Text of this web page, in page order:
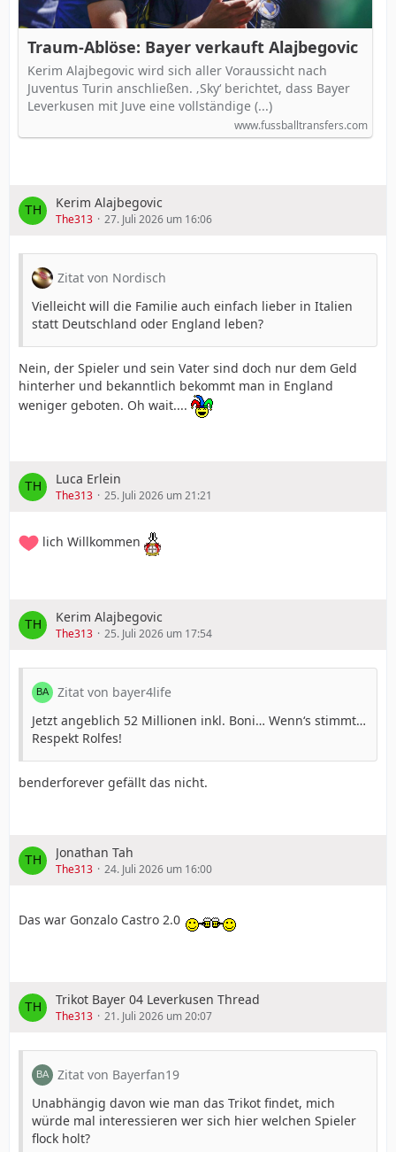
Traum-Ablöse: Bayer verkauft Alajbegovic
Kerim Alajbegovic wird sich aller Voraussicht nach
Juventus Turin anschließen. ‚Sky‘ berichtet, dass Bayer
Leverkusen mit Juve eine vollständige (...)
www.fussballtransfers.com
Kerim Alajbegovic
The313 27. Juli 2026 um 16:06
Zitat von Nordisch
Vielleicht will die Familie auch einfach lieber in Italien
statt Deutschland oder England leben?
Nein, der Spieler und sein Vater sind doch nur dem Geld
hinterher und bekanntlich bekommt man in England
weniger geboten. Oh wait....
Luca Erlein
The313 25. Juli 2026 um 21:21
lich Willkommen
Kerim Alajbegovic
The313 25. Juli 2026 um 17:54
Zitat von bayer4life
Jetzt angeblich 52 Millionen inkl. Boni… Wenn‘s stimmt…
Respekt Rolfes!
benderforever gefällt das nicht.
Jonathan Tah
The313 24. Juli 2026 um 16:00
Das war Gonzalo Castro 2.0
Trikot Bayer 04 Leverkusen Thread
The313 21. Juli 2026 um 20:07
Zitat von Bayerfan19
Unabhängig davon wie man das Trikot findet, mich
würde mal interessieren wer sich hier welchen Spieler
flock holt?